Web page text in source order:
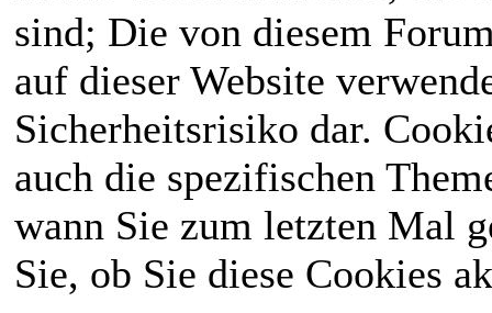
sind; Die von diesem
auf dieser Website
Sicherheitsrisiko dar.
auch die spezifischen
wann Sie zum letzten Mal
Sie, ob Sie diese Cookies